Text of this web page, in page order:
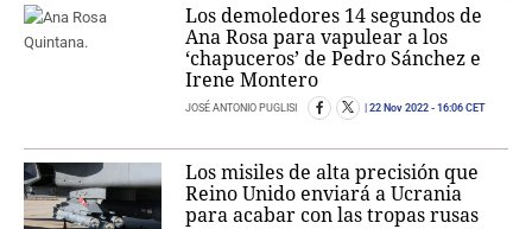
Los demoledores 14 segundos de
Ana Rosa para vapulear a los
‘chapuceros’ de Pedro Sánchez e
Irene Montero
JOSÉ ANTONIO PUGLISI 22 Nov 2022 - 16:06 CET
Los misiles de alta precisión que
Reino Unido enviará a Ucrania
para acabar con las tropas rusas